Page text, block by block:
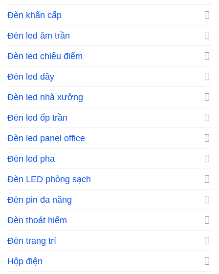
Đèn khẩn cấp
Đèn led âm trần
Đèn led chiếu điểm
Đèn led dây
Đèn led nhà xưởng
Đèn led ốp trần
Đèn led panel office
Đèn led pha
Đèn LED phòng sạch
Đèn pin đa năng
Đèn thoát hiểm
Đèn trang trí
Hộp điện